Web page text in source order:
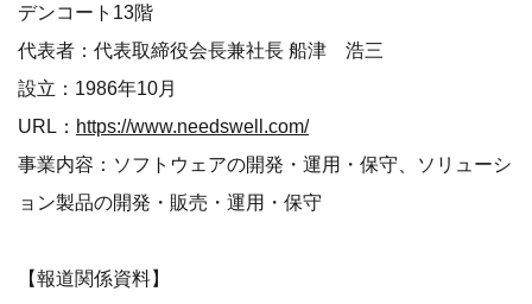
デンコート13階
代表者：代表取締役会長兼社長 船津 浩三
設立：1986年10月
URL： https://www.needswell.com/
事業内容：ソフトウェアの開発・運用・保守、ソリューシ
ョン製品の開発・販売・運用・保守
【報道関係資料】